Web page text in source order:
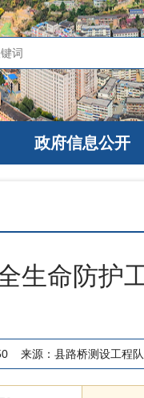
政府信息公开
生命防护
来源： 县路桥测设工程队